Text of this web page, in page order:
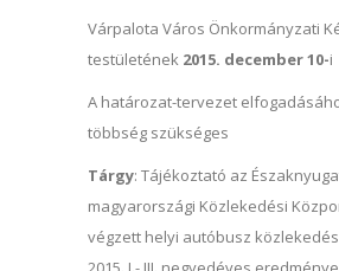
Várpalota Város Önkormányzati
testületének 2015. december 10-i
A határozat-tervezet
többség szükséges
Tárgy: Tájékoztató az
magyarországi Közlekedési
végzett helyi autóbusz